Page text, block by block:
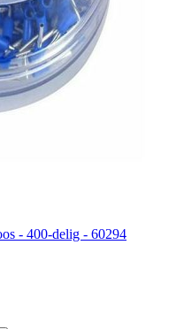
- 400-delig - 60294